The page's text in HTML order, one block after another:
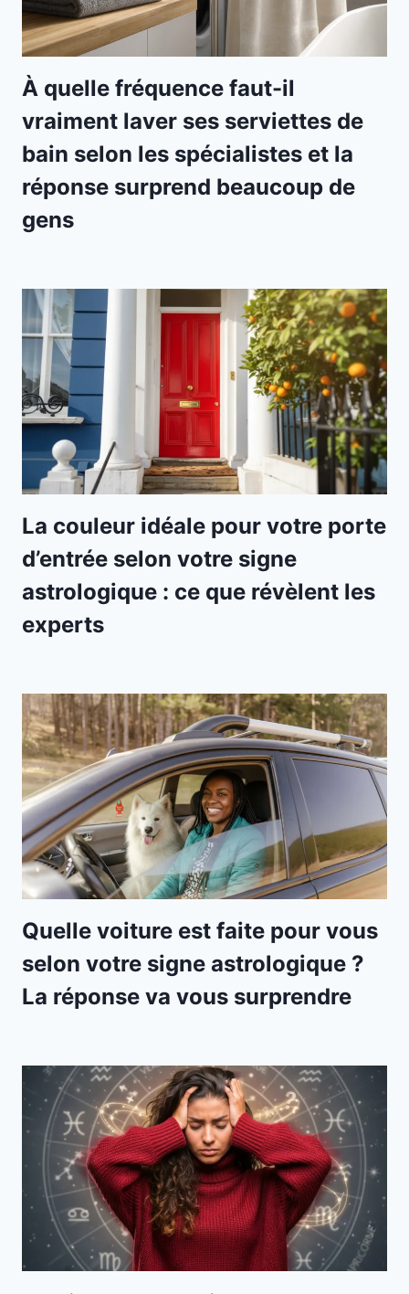
À quelle fréquence faut-il
vraiment laver ses serviettes de
bain selon les spécialistes et la
réponse surprend beaucoup de
gens
La couleur idéale pour votre porte
d’entrée selon votre signe
astrologique : ce que révèlent les
experts
Quelle voiture est faite pour vous
selon votre signe astrologique ?
La réponse va vous surprendre